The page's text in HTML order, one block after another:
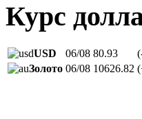
Курс
USD 06/08 80.93
Золото 06/08 10626.82